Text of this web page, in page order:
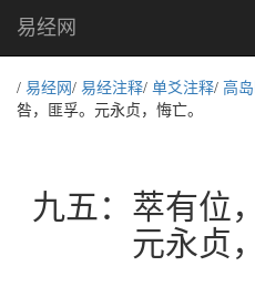
易经网
/ 易经网 / 易经注释/ 单爻注释/ 高
咎，匪孚。元永贞，悔亡。
九五：萃有位
元永贞